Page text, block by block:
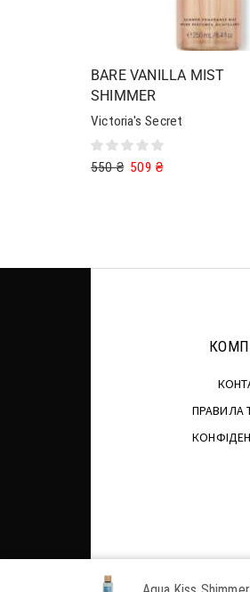
BARE VANILLA MIST
SHIMMER
Victoria's Secret
550₴ 509₴
ПРАВИЛА